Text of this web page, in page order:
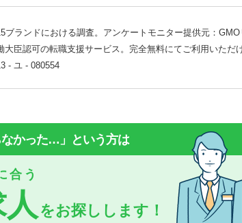
ランドにおける調査。アンケートモニター提供元：GMO
大臣認可の転職支援サービス。完全無料にてご利用いただ
- ユ - 080554
なかった…」という方は
合う
人をお探しします！